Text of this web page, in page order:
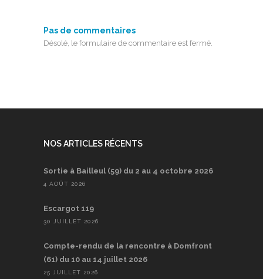
Pas de commentaires
Désolé, le formulaire de commentaire est fermé.
NOS ARTICLES RÉCENTS
Sortie à Bailleul (59) du 2 au 4 octobre 2026
4 AOÛT 2026
Escargot 119
30 JUILLET 2026
Compte-rendu de la rencontre à Domfront
(61) du 10 au 14 juillet 2026
25 JUILLET 2026